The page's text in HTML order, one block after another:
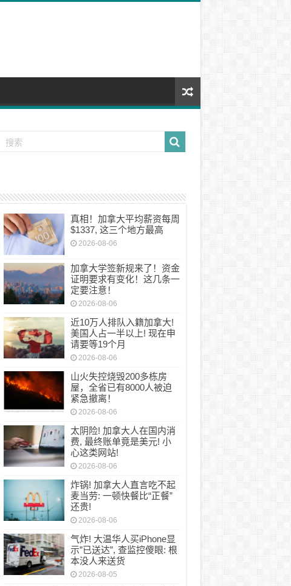
真相！加拿大平均薪资每周
$1337, 这三个地方最高
2026-08-06
加拿大学签新规来了！资金
证明要求有变化！这几条一
定要注意！
2026-08-06
近10万人排队入籍加拿大!
美国人占一半以上! 现在申
请要等19个月
2026-08-06
山火失控烧毁200多栋房
屋，全省已有8000人被迫
紧急撤离！
2026-08-06
太阴险! 加拿大人在国内消
费, 最终账单竟是美元! 小
心这类网站!
2026-08-06
炸锅! 加拿大人直言吃不起
麦当劳: 一顿快餐比“正餐”
还贵!
2026-08-06
气炸! 大温华人买iPhone显
示”已送达”, 查监控傻眼: 根
本没人来送货
2026-08-05